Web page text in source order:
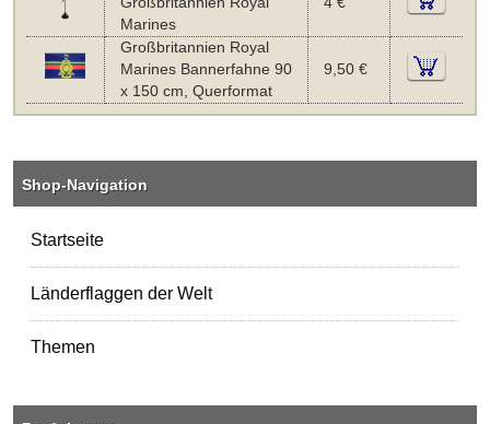
Marines
Großbritannien Royal
Marines Bannerfahne 90
x 150 cm, Querformat
9,50 €
Shop-Navigation
Startseite
Länderflaggen der Welt
Themen